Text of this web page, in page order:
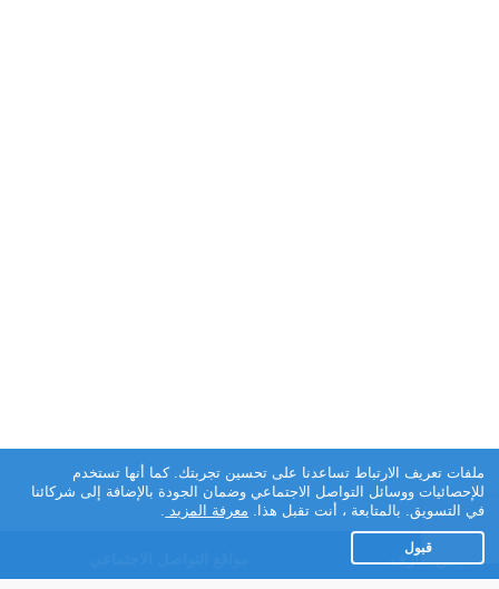
تطبيق تعارف
ملفات تعريف الارتباط تساعدنا على تحسين تجربتك. كما أنها تستخدم
للإحصائيات ووسائل التواصل الاجتماعي وضمان الجودة بالإضافة إلى شركائنا
في التسويق. بالمتابعة ، أنت تقبل هذا. معرفة المزيد .
قبول